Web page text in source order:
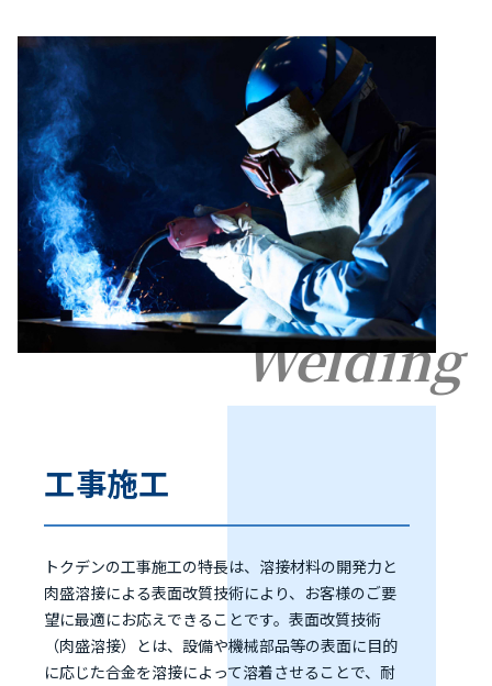
Welding
工事施工
トクデンの工事施工の特長は、溶接材料の開発力と
肉盛溶接による表面改質技術により、お客様のご要
望に最適にお応えできることです。表面改質技術
（肉盛溶接）とは、設備や機械部品等の表面に目的
に応じた合金を溶接によって溶着させることで、耐